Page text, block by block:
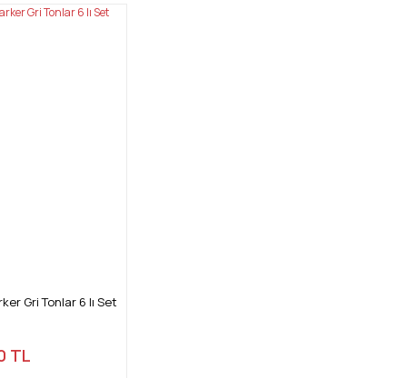
Gri Tonlar 6 lı Set
TL